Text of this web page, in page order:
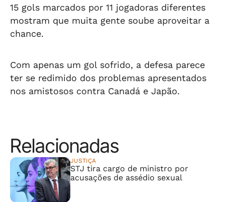
15 gols marcados por 11 jogadoras diferentes
mostram que muita gente soube aproveitar a
chance.
Com apenas um gol sofrido, a defesa parece
ter se redimido dos problemas apresentados
nos amistosos contra Canadá e Japão.
Relacionadas
JUSTIÇA
STJ tira cargo de ministro por
acusações de assédio sexual